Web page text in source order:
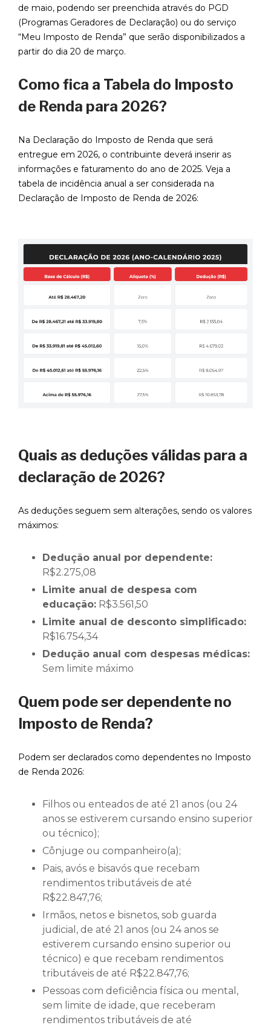
de maio, podendo ser preenchida através do PGD
(Programas Geradores de Declaração) ou do serviço
“Meu Imposto de Renda” que serão disponibilizados a
partir do dia 20 de março.
Como fica a Tabela do Imposto
de Renda para 2026?
Na Declaração do Imposto de Renda que será
entregue em 2026, o contribuinte deverá inserir as
informações e faturamento do ano de 2025. Veja a
tabela de incidência anual a ser considerada na
Declaração de Imposto de Renda de 2026:
Quais as deduções válidas para a
declaração de 2026?
As deduções seguem sem alterações, sendo os valores
máximos:
Dedução anual por dependente:
R$2.275,08
Limite anual de despesa com
educação: R$3.561,50
Limite anual de desconto simplificado:
R$16.754,34
Dedução anual com despesas médicas:
Sem limite máximo
Quem pode ser dependente no
Imposto de Renda?
Podem ser declarados como dependentes no Imposto
de Renda 2026:
Filhos ou enteados de até 21 anos (ou 24
anos se estiverem cursando ensino superior
ou técnico);
Cônjuge ou companheiro(a);
Pais, avós e bisavós que recebam
rendimentos tributáveis de até
R$22.847,76;
Irmãos, netos e bisnetos, sob guarda
judicial, de até 21 anos (ou 24 anos se
estiverem cursando ensino superior ou
técnico) e que recebam rendimentos
tributáveis de até R$22.847,76;
Pessoas com deficiência física ou mental,
sem limite de idade, que receberam
rendimentos tributáveis de até